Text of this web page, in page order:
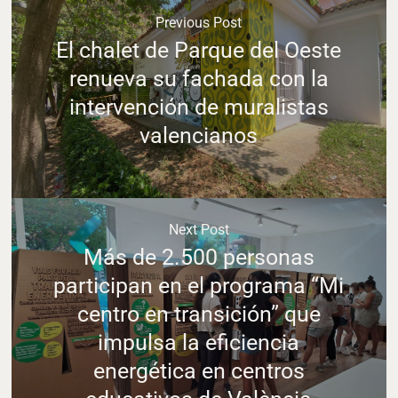
Previous Post
El chalet de Parque del Oeste
renueva su fachada con la
intervención de muralistas
valencianos
Next Post
Más de 2.500 personas
participan en el programa “Mi
centro en transición” que
impulsa la eficiencia
energética en centros